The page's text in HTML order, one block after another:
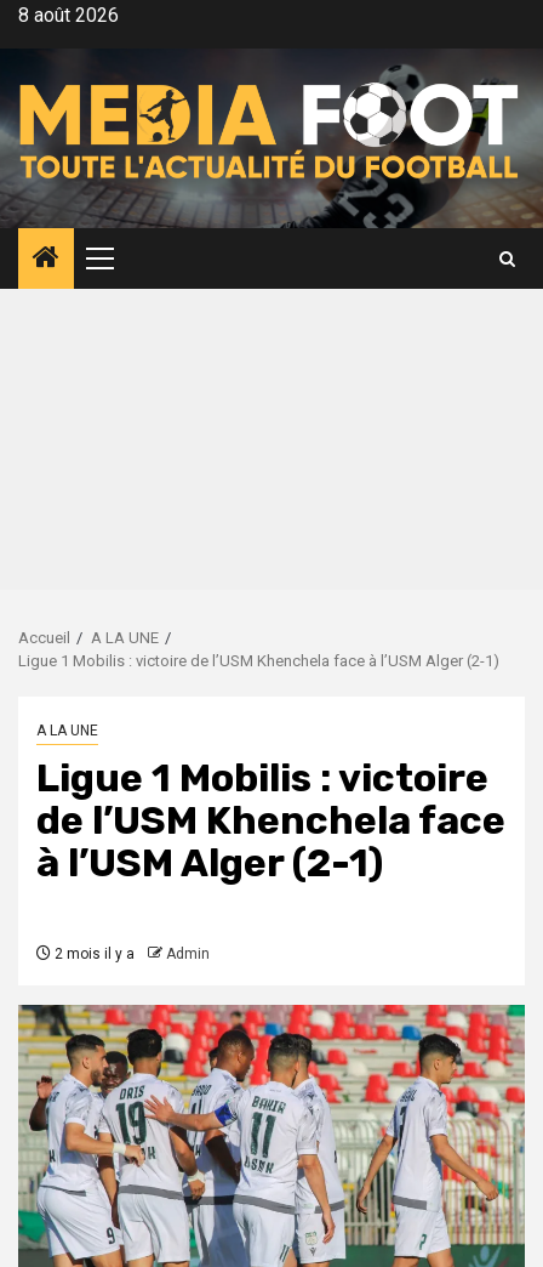
Aller8 août 2026
Menu
principal
Accueil
A LA UNE
Ligue 1 Mobilis : victoire de l’USM Khenchela face à l’USM Alger (2-1)
A LA UNE
Ligue 1 Mobilis : victoire
de l’USM Khenchela face
à l’USM Alger (2-1)
2 mois il y a Admin